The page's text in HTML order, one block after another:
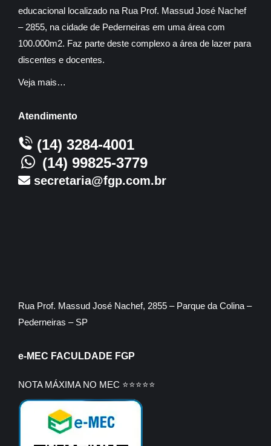
educacional localizado na Rua Prof. Massud José Nachef
– 2855, na cidade de Pederneiras em uma área com
100.000m2. Faz parte deste complexo a área de lazer para
discentes e docentes.
Veja mais…
Atendimento
(14) 3284-4001
(14) 99825-3779
secretaria@fgp.com.br
Rua Prof. Massud José Nachef, 2855 – Parque da Colina –
Pederneiras – SP
e-MEC FACULDADE FGP
NOTA MÁXIMA NO MEC ⭐⭐⭐⭐⭐